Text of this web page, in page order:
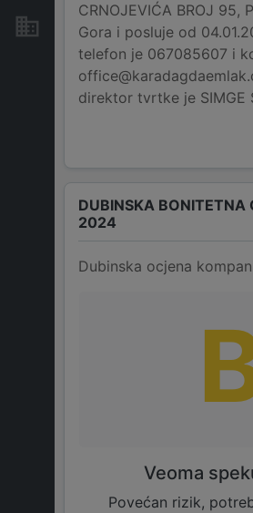
Nekretnine i imovina
CRNOJEVIĆA BROJ 95,
Gora i posluje od
telefon je 067085607 i
direktor tvrtke je SIMGE
DUBINSKA BONITETNA
2024
Dubinska ocjena
Veoma
Povećan rizik,